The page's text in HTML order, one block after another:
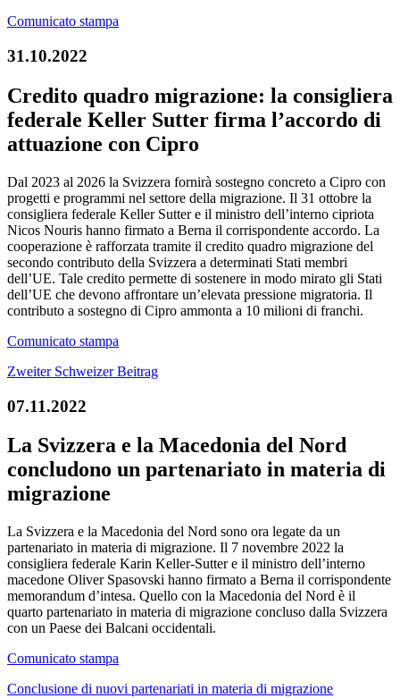
Comunicato stampa
31.10.2022
Credito quadro migrazione: la consigliera
federale Keller Sutter firma l’accordo di
attuazione con Cipro
Dal 2023 al 2026 la Svizzera fornirà sostegno concreto a Cipro con
progetti e programmi nel settore della migrazione. Il 31 ottobre la
consigliera federale Keller Sutter e il ministro dell’interno cipriota
Nicos Nouris hanno firmato a Berna il corrispondente accordo. La
cooperazione è rafforzata tramite il credito quadro migrazione del
secondo contributo della Svizzera a determinati Stati membri
dell’UE. Tale credito permette di sostenere in modo mirato gli Stati
dell’UE che devono affrontare un’elevata pressione migratoria. Il
contributo a sostegno di Cipro ammonta a 10 milioni di franchi.
Comunicato stampa
Zweiter Schweizer Beitrag
07.11.2022
La Svizzera e la Macedonia del Nord
concludono un partenariato in materia di
migrazione
La Svizzera e la Macedonia del Nord sono ora legate da un
partenariato in materia di migrazione. Il 7 novembre 2022 la
consigliera federale Karin Keller-Sutter e il ministro dell’interno
macedone Oliver Spasovski hanno firmato a Berna il corrispondente
memorandum d’intesa. Quello con la Macedonia del Nord è il
quarto partenariato in materia di migrazione concluso dalla Svizzera
con un Paese dei Balcani occidentali.
Comunicato stampa
Conclusione di nuovi partenariati in materia di migrazione